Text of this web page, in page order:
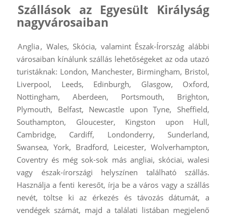
Szállások az Egyesült Királyság
nagyvárosaiban
Anglia , Wales, Skócia, valamint Észak-Írország alábbi
városaiban kínálunk szállás lehetőségeket az oda utazó
turistáknak: London, Manchester, Birmingham, Bristol,
Liverpool, Leeds, Edinburgh, Glasgow, Oxford,
Nottingham, Aberdeen, Portsmouth, Brighton,
Plymouth, Belfast, Newcastle upon Tyne, Sheffield,
Southampton, Gloucester, Kingston upon Hull,
Cambridge, Cardiff, Londonderry, Sunderland,
Swansea, York, Bradford, Leicester, Wolverhampton,
Coventry és még sok-sok más angliai, skóciai, walesi
vagy észak-írországi helyszínen található szállás.
Használja a fenti keresőt, írja be a város vagy a szállás
nevét, töltse ki az érkezés és távozás dátumát, a
vendégek számát, majd a találati listában megjelenő